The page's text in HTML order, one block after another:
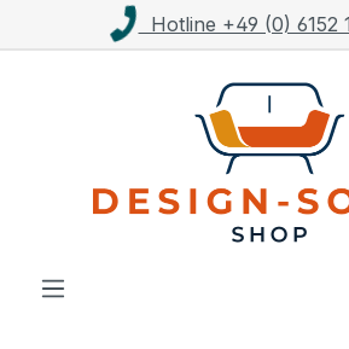
Zum Hauptinhalt springen
Hotline +49 (0) 6152 177 66 46